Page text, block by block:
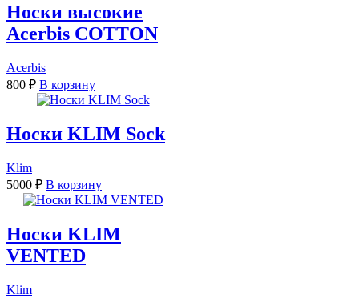
Носки высокие
Acerbis COTTON
Acerbis
800 ₽ В корзину
Носки KLIM Sock
Klim
5000 ₽ В корзину
Носки KLIM
VENTED
Klim